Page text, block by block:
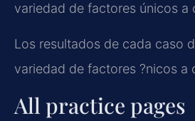
variedad de factores únicos a
Los resultados de cada caso
variedad de factores ?nicos a
All practice pages